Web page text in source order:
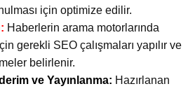
için optimize edilir.
: Haberlerin arama motorlarında
gerekli SEO çalışmaları yapılır ve
belirlenir.
ve Yayınlanma: Hazırlanan